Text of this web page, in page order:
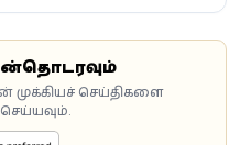
முக்கியச் செய்திகளை